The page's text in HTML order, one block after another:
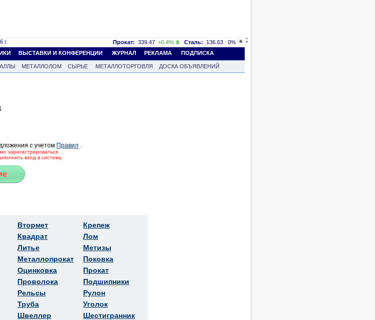
г. Прокат: 339.47 +0.4% Сталь: 136.63
0%
ВЫСТАВКИ И КОНФЕРЕНЦИИ ЖУРНАЛ РЕКЛАМА ПОДПИСКА
МЕТАЛЛОЛОМ СЫРЬЕ МЕТАЛЛОТОРГОВЛЯ
ДОСКА ОБЪЯВЛЕНИЙ
;
с учетом Правил
зарегистрироваться.
вход в систему.
Втормет
Квадрат
Литье
Металлопрокат
Оцинковка
Проволока
Рельсы
Труба
Швеллер
Крепеж
Лом
Метизы
Поковка
Прокат
Подшипники
Рулон
Уголок
Шестигранник